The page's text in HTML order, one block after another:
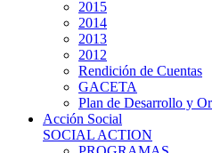
2015
2014
2013
2012
Rendición de Cuentas
GACETA
Plan de Desarrollo y
Acción Social
SOCIAL ACTION